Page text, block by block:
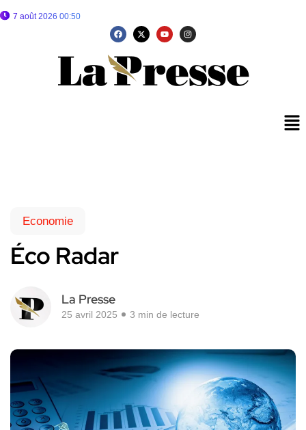
7 août 2026 00:50
Economie
Éco Radar
La Presse
25 avril 2025 3 min de lecture